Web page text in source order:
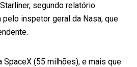
segundo relatório
inspetor geral da Nasa, que
SpaceX (55 milhões), e mais que